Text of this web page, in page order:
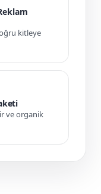
kitleye
ve organik